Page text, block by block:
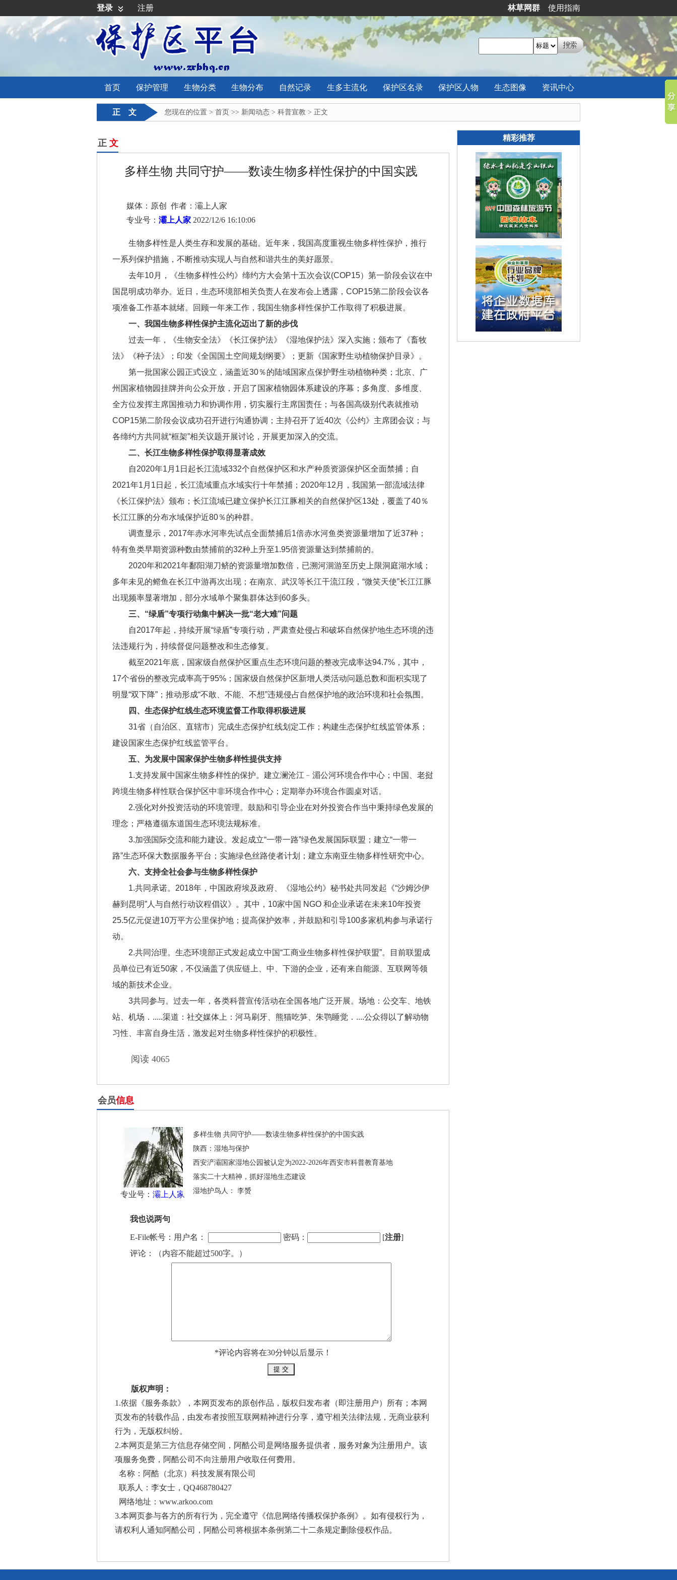
登录 注册 林草网群 使用指南
首页 保护管理 生物分类 生物分布 自然记录 生多主流化 保护区名录 保护区 人物 生态图像 资讯中心
正 文 您现在的位置 > 首页 >> 新闻动态 > 科普宣教 > 正文
正 文
多样生物 共同守护——数读生物多样性保护的中国实践
媒体：原创 作者：灞上人家
专业号： 灞上人家 2022/12/6 16:10:06
生物多样性是人类生存和发展的基础。近年来，我国高度重视生物多样性保护，推行
一系列保护措施，不断推动实现人与自然和谐共生的美好愿景。
去年10月，《生物多样性公约》缔约方大会第十五次会议(COP15）第一阶段会议在中
国昆明成功举办。近日，生态环境部相关负责人在发布会上透露，COP15第二阶段会议各
项准备工作基本就绪。回顾一年来工作，我国生物多样性保护工作取得了积极进展。
一、我国生物多样性保护主流化迈出了新的步伐
过去一年，《生物安全法》《长江保护法》《湿地保护法》深入实施；颁布了《畜牧
法》《种子法》；印发《全国国土空间规划纲要》；更新《国家野生动植物保护目录》。
第一批国家公园正式设立，涵盖近30％的陆域国家点保护野生动植物种类；北京、广
州国家植物园挂牌并向公众开放，开启了国家植物园体系建设的序幕；多角度、多维度、
全方位发挥主席国推动力和协调作用，切实履行主席国责任；与各国高级别代表就推动
COP15第二阶段会议成功召开进行沟通协调；主持召开了近40次《公约》主席团会议；与
各缔约方共同就“框架”相关议题开展讨论，开展更加深入的交流。
二、长江生物多样性保护取得显著成效
自2020年1月1日起长江流域332个自然保护区和水产种质资源保护区全面禁捕；自
2021年1月1日起，长江流域重点水域实行十年禁捕；2020年12月，我国第一部流域法律
《长江保护法》颁布；长江流域已建立保护长江江豚相关的自然保护区13处，覆盖了40％
长江江豚的分布水域保护近80％的种群。
调查显示，2017年赤水河率先试点全面禁捕后1倍赤水河鱼类资源量增加了近37种；
特有鱼类早期资源种数由禁捕前的32种上升至1.95倍资源量达到禁捕前的。
2020年和2021年鄱阳湖刀鲚的资源量增加数倍，已溯河洄游至历史上限洞庭湖水域；
多年未见的鳤鱼在长江中游再次出现；在南京、武汉等长江干流江段，“微笑天使”长江江豚
出现频率显著增加，部分水域单个聚集群体达到60多头。
三、“绿盾”专项行动集中解决一批“老大难”问题
自2017年起，持续开展“绿盾”专项行动，严肃查处侵占和破坏自然保护地生态环境的违
法违规行为，持续督促问题整改和生态修复。
截至2021年底，国家级自然保护区重点生态环境问题的整改完成率达94.7%，其中，
17个省份的整改完成率高于95%；国家级自然保护区新增人类活动问题总数和面积实现了
明显“双下降”；推动形成“不敢、不能、不想”违规侵占自然保护地的政治环境和社会氛围。
四、生态保护红线生态环境监督工作取得积极进展
31省（自治区、直辖市）完成生态保护红线划定工作；构建生态保护红线监管体系；
建设国家生态保护红线监管平台。
五、为发展中国家保护生物多样性提供支持
1.支持发展中国家生物多样性的保护。建立澜沧江﹣湄公河环境合作中心；中国、老挝
跨境生物多样性联合保护区中非环境合作中心；定期举办环境合作圆桌对话。
2.强化对外投资活动的环境管理。鼓励和引导企业在对外投资合作当中秉持绿色发展的
理念；严格遵循东道国生态环境法规标准。
3.加强国际交流和能力建设。发起成立“一带一路”绿色发展国际联盟；建立“一带一
路”生态环保大数据服务平台；实施绿色丝路使者计划；建立东南亚生物多样性研究中心。
六、支持全社会参与生物多样性保护
1.共同承诺。2018年，中国政府埃及政府、《湿地公约》秘书处共同发起《“沙姆沙伊
赫到昆明”人与自然行动议程倡议》。其中，10家中国 NGO 和企业承诺在未来10年投资
25.5亿元促进10万平方公里保护地；提高保护效率，并鼓励和引导100多家机构参与承诺行
动。
2.共同治理。生态环境部正式发起成立中国“工商业生物多样性保护联盟”。目前联盟成
员单位已有近50家，不仅涵盖了供应链上、中、下游的企业，还有来自能源、互联网等领
域的新技术企业。
3共同参与。过去一年，各类科普宣传活动在全国各地广泛开展。场地：公交车、地铁
站、机场．.....渠道：社交媒体上：河马刷牙、熊猫吃笋、朱鹗睡觉．....公众得以了解动物
习性、丰富自身生活，激发起对生物多样性保护的积极性。
阅读 4065
会员信息
专业号： 灞上人家
多样生物 共同守护——数读生物多样性保护的中国实践
陕西：湿地与保护
西安浐灞国家湿地公园被认定为2022-2026年西安市科普教育基地
落实二十大精神，抓好湿地生态建设
湿地护鸟人： 李赟
我也说两句
E-File帐号：用户名： 密码： [注册]
评论：（内容不能超过500字。）
*评论内容将在30分钟以后显示！
版权声明：
1.依据《服务条款》，本网页发布的原创作品，版权归发布者（即注册用户）所有；本网
页发布的转载作品，由发布者按照互联网精神进行分享，遵守相关法律法规，无商业获利
行为，无版权纠纷。
2.本网页是第三方信息存储空间，阿酷公司是网络服务提供者，服务对象为注册用户。该
项服务免费，阿酷公司不向注册用户收取任何费用。
名称：阿酷（北京）科技发展有限公司
联系人：李女士，QQ468780427
网络地址： www.arkoo.com
3.本网页参与各方的所有行为，完全遵守《信息网络传播权保护条例 》。如有侵权行为，
请权利人通知阿酷公司，阿酷公司将根据本条例第二十二条规定删除侵权作品。
精彩推荐